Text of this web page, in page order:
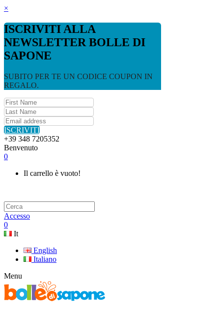
×
ISCRIVITI ALLA
NEWSLETTER BOLLE DI
SAPONE
SUBITO PER TE UN CODICE COUPON IN
REGALO.
ISCRIVITI
+39 348 7205352
Benvenuto
0
Il carrello è vuoto!
Accesso
0
It
English
Italiano
Menu